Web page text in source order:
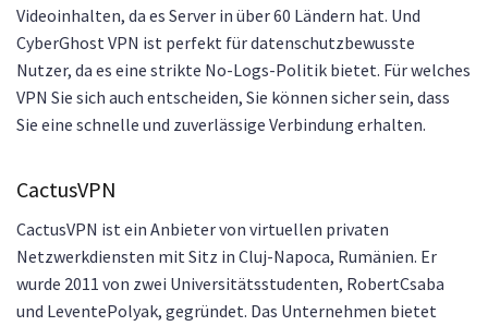
Videoinhalten, da es Server in über 60 Ländern hat. Und
CyberGhost VPN ist perfekt für datenschutzbewusste
Nutzer, da es eine strikte No-Logs-Politik bietet. Für welches
VPN Sie sich auch entscheiden, Sie können sicher sein, dass
Sie eine schnelle und zuverlässige Verbindung erhalten.
CactusVPN
CactusVPN ist ein Anbieter von virtuellen privaten
Netzwerkdiensten mit Sitz in Cluj-Napoca, Rumänien. Er
wurde 2011 von zwei Universitätsstudenten, RobertCsaba
und LeventePolyak, gegründet. Das Unternehmen bietet